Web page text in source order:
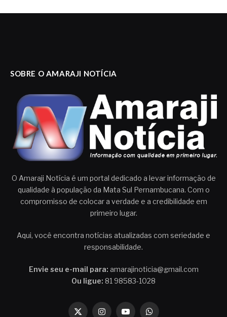
SOBRE O AMARAJI NOTÍCIA
O Amaraji Notícia é um portal dedicado a levar informação de
qualidade à população da Mata Sul Pernambucana. Com o
compromisso de colocar a verdade e a credibilidade em
primeiro lugar.
Aqui, você encontra notícias atualizadas com seriedade e
responsabilidade.
Envie seu e-mail para: amarajinoticia@gmail.com
Ou ligue: 81 98583-1028